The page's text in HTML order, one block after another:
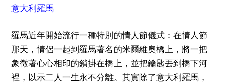
意大利羅馬
羅馬近年開始流行一種特別的情人節儀式：在情人節
那天，情侶一起到羅馬著名的米爾維奧橋上，將一把
象徵著心心相印的鎖掛在橋上，並把鑰匙丟到橋下河
裡，以示二人一生永不分離。其實除了意大利羅馬，